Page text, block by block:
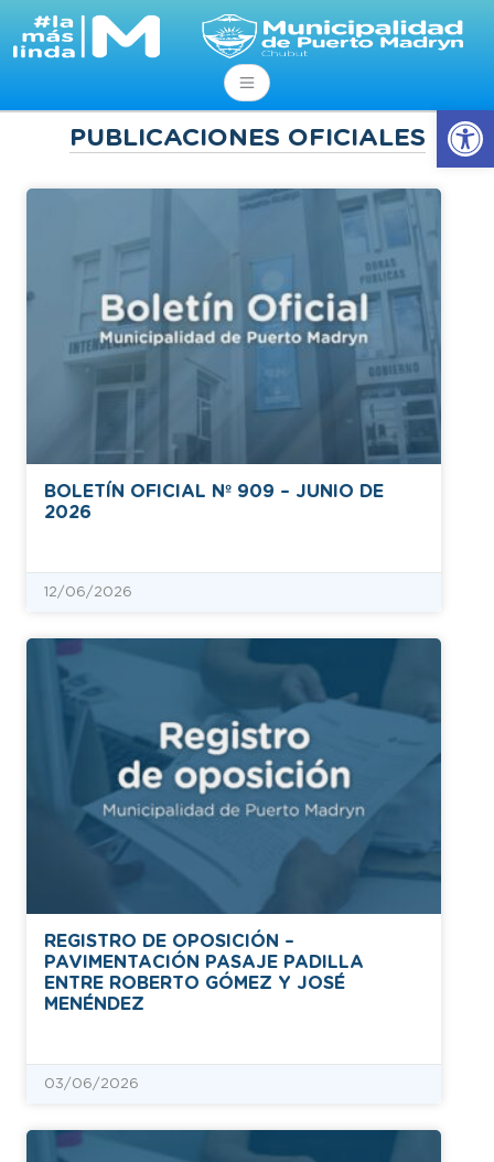
PUBLICACIONES OFICIALES
BOLETÍN OFICIAL Nº 909 – JUNIO DE
2026
12/06/2026
REGISTRO DE OPOSICIÓN –
PAVIMENTACIÓN PASAJE PADILLA
ENTRE ROBERTO GÓMEZ Y JOSÉ
MENÉNDEZ
03/06/2026